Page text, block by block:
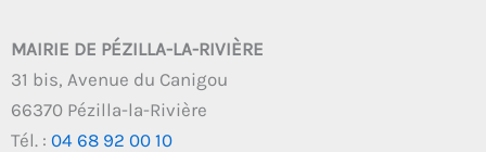
MAIRIE DE PÉZILLA-LA-RIVIÈRE
31 bis, Avenue du Canigou
66370 Pézilla-la-Rivière
Tél. : 04 68 92 00 10